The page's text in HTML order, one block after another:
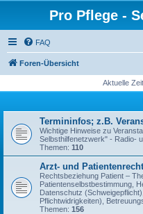
Pro Pflege -
FAQ
Foren-Übersicht
Aktuelle
Termininfos; z.B.
Wichtige Hinweise zu
Selbsthilfenetzwerk" - Radio-
Themen: 110
Arzt- und Patientenrecht
Rechtsbeziehung Patient –
Patientenselbstbestimmung,
Datenschutz
Pflichtwidrigkeiten),
Themen: 156